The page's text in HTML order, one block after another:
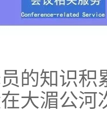
的知识积
大湄公河